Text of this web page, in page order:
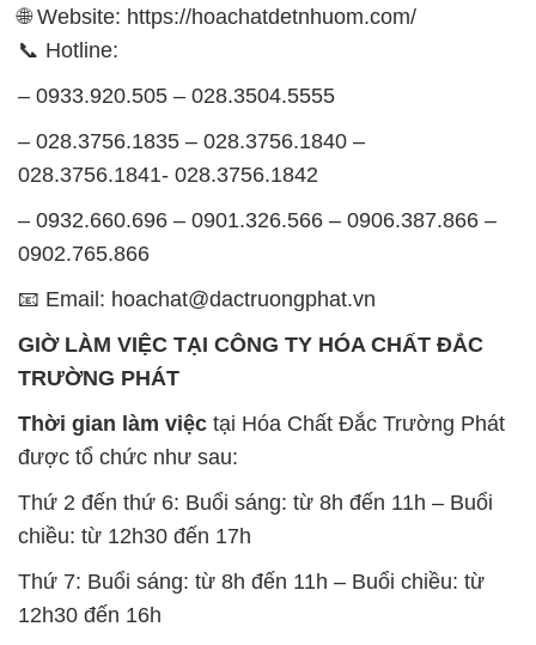
028.3756.1841- 028.3756.1842
0902.765.866
📧 Email: hoachat@dactruongphat.vn
TRƯỜNG PHÁT
được tổ chức như sau:
Thứ 2 đến thứ 6: Buổi sáng: từ 8h đến 11h – Buổi
chiều: từ 12h30 đến 17h
Thứ 7: Buổi sáng: từ 8h đến 11h – Buổi chiều: từ
12h30 đến 16h
Chủ nhật: Nghỉ chủ nhật hàng tuần
thủ giờ làm việc để đảm bảo sự hỗ trợ tốt nhất cho
khách hàng và đảm bảo hiệu suất công việc cao